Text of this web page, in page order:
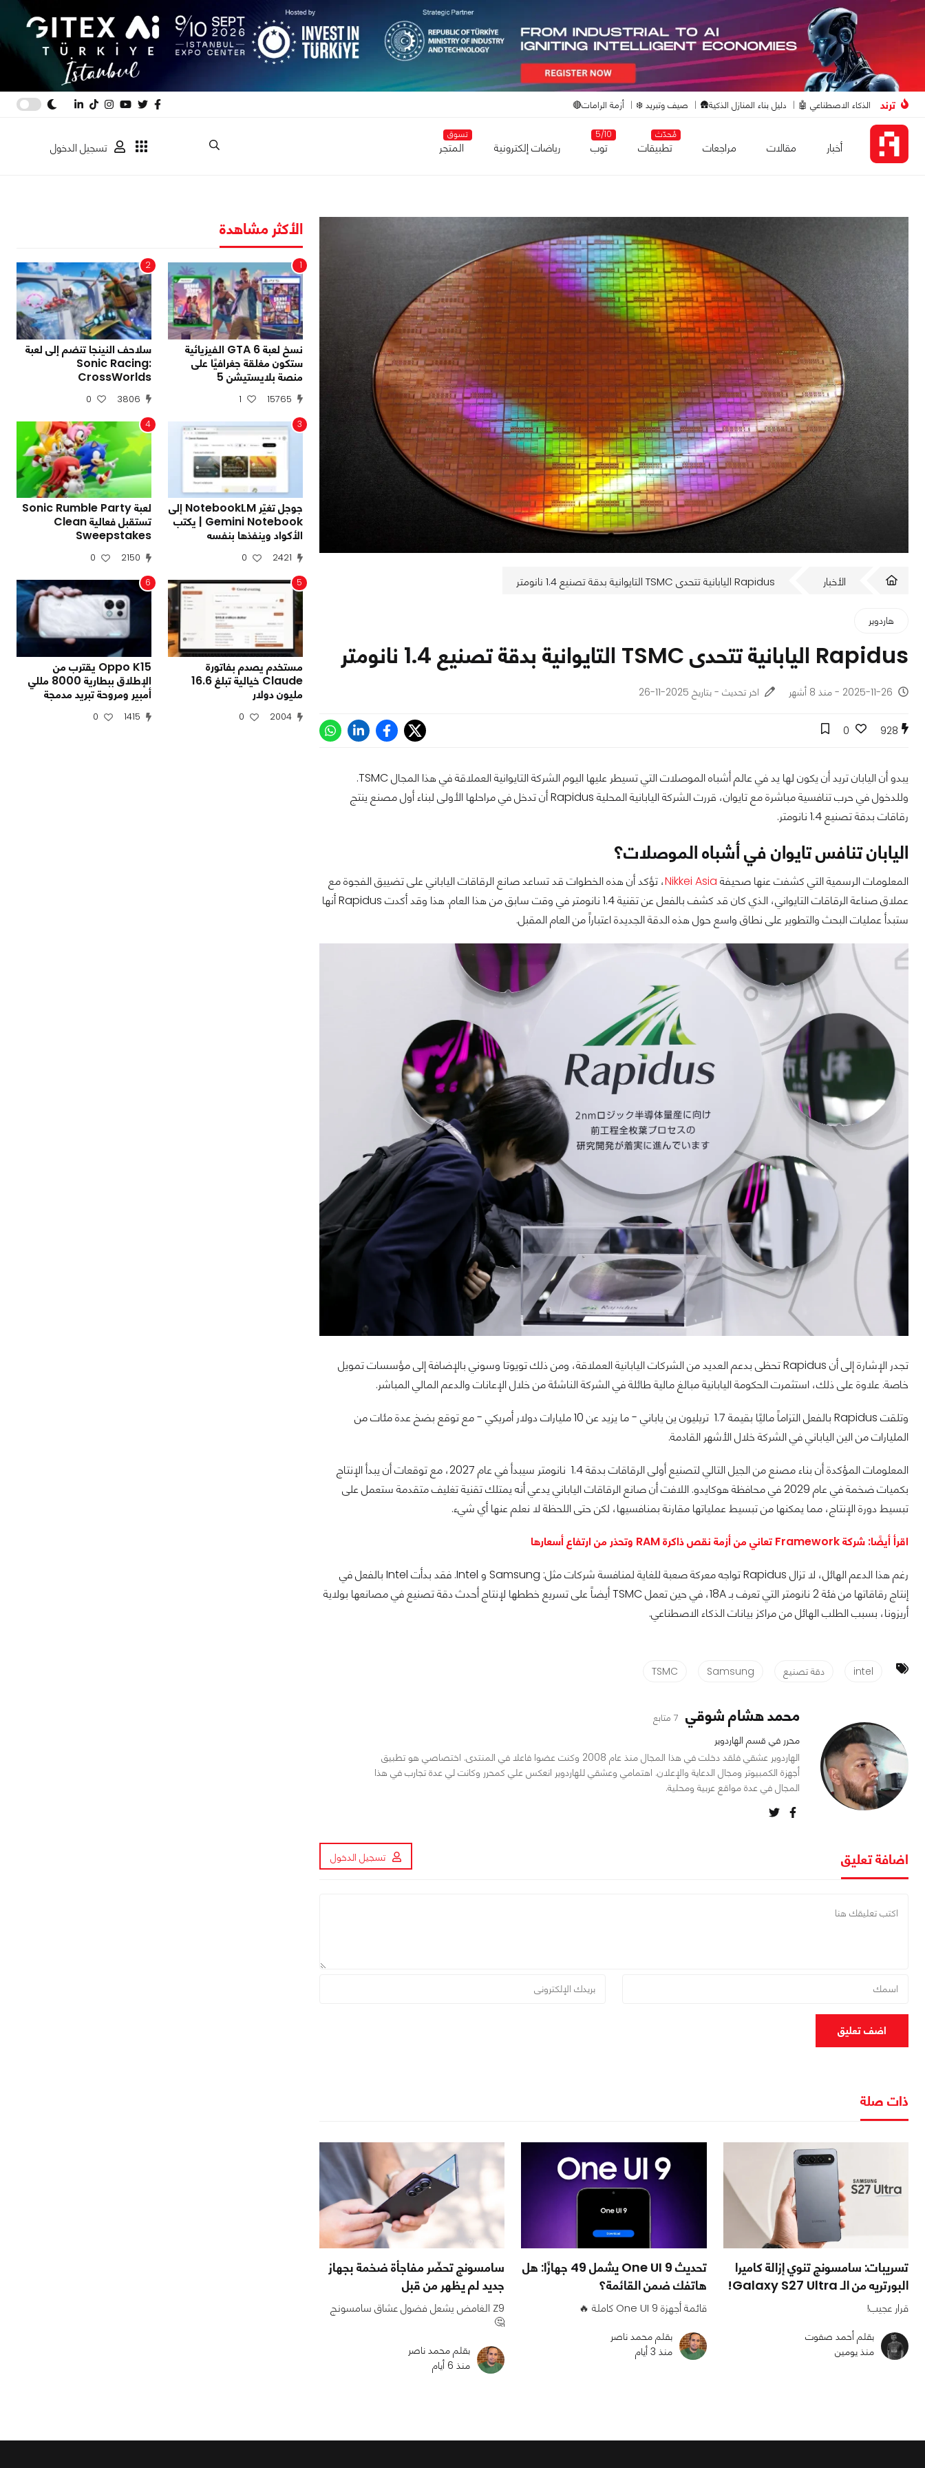
ترند الذكاء الاصطناعي 🤖 دليل بناء المنازل الذكية🛖 صيف وتبريد ❄️ أزمة الرامات🔴
أخبار مقالات مراجعات
مُحدّث
تطبيقات
5/10
توب رياضات إلكترونية
تسوق
المتجر تسجيل الدخول
الأخبار Rapidus اليابانية تتحدى TSMC التايوانية بدقة تصنيع 1.4 نانومتر
هاردوير
Rapidus اليابانية تتحدى TSMC التايوانية بدقة تصنيع 1.4 نانومتر
2025-11-26 - منذ 8 أشهر اخر تحديث - بتاريخ 2025-11-26
928
0
يبدو أن اليابان تريد أن يكون لها يد في عالم أشباه الموصلات التي تسيطر عليها اليوم الشركة التايوانية العملاقة في هذا المجال TSMC.
وللدخول في حرب تنافسية مباشرة مع تايوان، قررت الشركة اليابانية المحلية Rapidus أن تدخل في مراحلها الأولى لبناء أول مصنع ينتج
رقاقات بدقة تصنيع 1.4 نانومتر.
اليابان تنافس تايوان في أشباه الموصلات؟
المعلومات الرسمية التي كشفت عنها صحيفة Nikkei Asia، تؤكد أن هذه الخطوات قد تساعد صانع الرقاقات الياباني على تضييق الفجوة مع
عملاق صناعة الرقاقات التايواني، الذي كان قد كشف بالفعل عن تقنية 1.4 نانومتر في وقت سابق من هذا العام. هذا وقد أكدت Rapidus أنها
ستبدأ عمليات البحث والتطوير على نطاق واسع حول هذه الدقة الجديدة اعتباراً من العام المقبل.
تجدر الإشارة إلى أن Rapidus تحظى بدعم العديد من الشركات اليابانية العملاقة، ومن ذلك تويوتا وسوني بالإضافة إلى مؤسسات تمويل
خاصة. علاوة على ذلك، استثمرت الحكومة اليابانية مبالغ مالية طائلة في الشركة الناشئة من خلال الإعانات والدعم المالي المباشر.
وتلقت Rapidus بالفعل التزاماً ماليًا بقيمة 1.7 تريليون ين ياباني - ما يزيد عن 10 مليارات دولار أمريكي - مع توقع بضخ عدة مئات من
المليارات من الين الياباني في الشركة خلال الأشهر القادمة.
المعلومات المؤكدة أن بناء مصنع من الجيل التالي لتصنيع أولى الرقاقات بدقة 1.4 نانومتر سيبدأ في عام 2027، مع توقعات أن يبدأ الإنتاج
بكميات ضخمة في عام 2029 في محافظة هوكايدو. اللافت أن صانع الرقاقات الياباني يدعي أنه يمتلك تقنية تغليف متقدمة ستعمل على
تبسيط دورة الإنتاج، مما يمكنها من تبسيط عملياتها مقارنة بمنافسيها، لكن حتى اللحظة لا نعلم عنها أي شيء.
اقرأ أيضًا: شركة Framework تعاني من أزمة نقص ذاكرة RAM وتحذر من ارتفاع أسعارها
رغم هذا الدعم الهائل، لا تزال Rapidus تواجه معركة صعبة للغاية لمنافسة شركات مثل: Samsung و Intel. فقد بدأت Intel بالفعل في
إنتاج رقاقاتها من فئة 2 نانومتر التي تعرف بـ 18A، في حين تعمل TSMC أيضاً على تسريع خططها لإنتاج أحدث دقة تصنيع في مصانعها بولاية
أريزونا، بسبب الطلب الهائل من مراكز بيانات الذكاء الاصطناعي.
intel دقة تصنيع Samsung
TSMC
محمد هشام شوقي 7 متابع
محرر في قسم الهاردوير
الهاردوير عشقي فلقد دخلت في هذا المجال منذ عام 2008 وكنت عضوا فاعلا في المنتدى. اختصاصي هو تطبيق
أجهزة الكمبيوتر ومجال الدعاية والإعلان. اهتمامي وعشقي للهاردوير انعكس علي كمحرر وكانت لي عدة تجارب في هذا
المجال في عدة مواقع عربية ومحلية.
اضافة تعليق تسجيل الدخول
اضف تعليق
ذات صلة
تسريبات: سامسونج تنوي إزالة كاميرا
البورتريه من الـ Galaxy S27 Ultra!
قرار عجيب!
بقلم أحمد صفوت
منذ يومين
تحديث One UI 9 يشمل 49 جهازًا: هل
هاتفك ضمن القائمة؟
قائمة أجهزة One UI 9 كاملة 🔥
بقلم محمد ناصر
منذ 3 أيام
سامسونج تحضّر مفاجأة ضخمة بجهاز
جديد لم يظهر من قبل
Z9 الغامض يشعل فضول عشاق سامسونج
🤔
بقلم محمد ناصر
منذ 6 أيام
الأكثر مشاهدة
1
نسخ لعبة GTA 6 الفيزيائية
ستكون مغلقة جغرافيًا على
منصة بلايستيشن 5
15765
1
2
سلاحف النينجا تنضم إلى لعبة
Sonic Racing:
CrossWorlds
3806
0
3
جوجل تغيّر NotebookLM إلى
Gemini Notebook | يكتب
الأكواد وينفذها بنفسه
2421
0
4
لعبة Sonic Rumble Party
تستقبل فعالية Clean
Sweepstakes
2150
0
5
مستخدم يصدم بفاتورة
Claude خيالية تبلغ 16.6
مليون دولار
2004
0
6
Oppo K15 يقترب من
الإطلاق ببطارية 8000 مللي
أمبير ومروحة تبريد مدمجة
1415
0